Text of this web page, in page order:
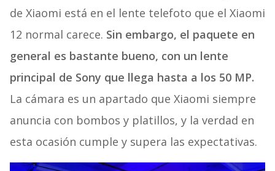
de Xiaomi está en el lente telefoto que el Xiaomi
12 normal carece. Sin embargo, el paquete en
general es bastante bueno, con un lente
principal de Sony que llega hasta a los 50 MP.
La cámara es un apartado que Xiaomi siempre
anuncia con bombos y platillos, y la verdad en
esta ocasión cumple y supera las expectativas.